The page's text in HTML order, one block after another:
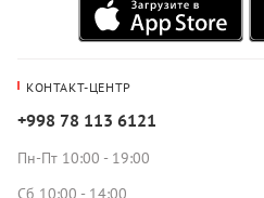
КОНТАКТ-ЦЕНТР
+998 78 113 6121
Пн-Пт 10:00 - 19:00
Сб 10:00 - 14:00